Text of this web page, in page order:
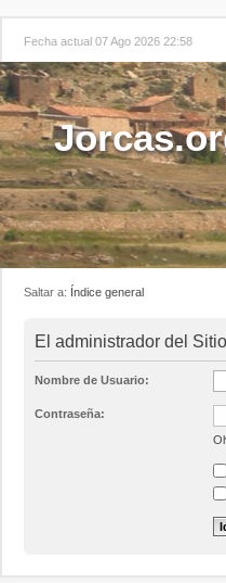
Fecha actual 07 Ago 2026 22:58
Saltar a: Índice general
El administrador del
Nombre de Usuario:
Contraseña: